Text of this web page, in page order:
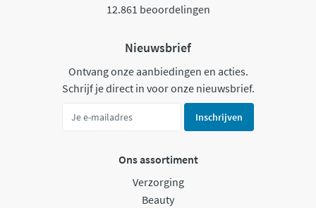
12.861 beoordelingen
Nieuwsbrief
Ontvang onze aanbiedingen en acties.
Schrijf je direct in voor onze nieuwsbrief.
Inschrijven
Ons assortiment
Verzorging
Beauty